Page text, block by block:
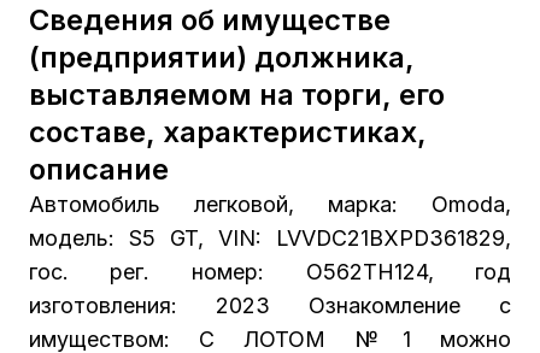
Сведения об имуществе
(предприятии) должника,
выставляемом на торги, его
составе, характеристиках,
описание
Автомобиль легковой, марка: Omoda,
модель: S5 GT, VIN: LVVDC21BXPD361829,
гос. рег. номер: О562ТН124, год
изготовления: 2023 Ознакомление с
имуществом: С ЛОТОМ №1 можно